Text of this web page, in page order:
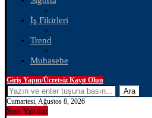
İş Fikirleri
Trend
Muhasebe
Giriş Yapın/Ücretsiz Kayıt Olun
Ara
Cumartesi, Ağustos 8, 2026
Son Yazılar